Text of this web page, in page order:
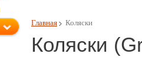
Главная Коляски
Коляски